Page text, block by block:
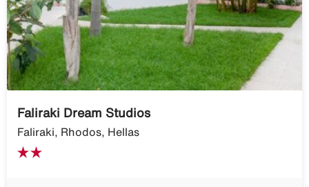
Faliraki Dream Studios
Faliraki, Rhodos, Hellas